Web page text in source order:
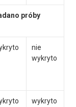
próby
nie
wykryto
wykryto